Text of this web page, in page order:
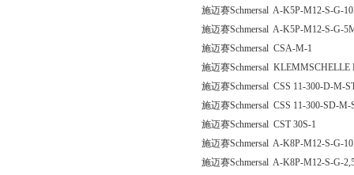
施迈赛Schmersal A-K5P-M12-S-G-
施迈赛Schmersal A-K5P-M12-S-G-
施迈赛Schmersal CSA-M-1
施迈赛Schmersal KLEMMSCHELLE
施迈赛Schmersal CSS 11-300-D-M-
施迈赛Schmersal CSS 11-300-SD-M-
施迈赛Schmersal CST 30S-1
施迈赛Schmersal A-K8P-M12-S-G-
施迈赛Schmersal A-K8P-M12-S-G-